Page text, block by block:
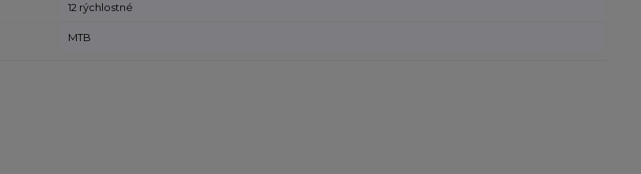
12 rýchlostné
MTB